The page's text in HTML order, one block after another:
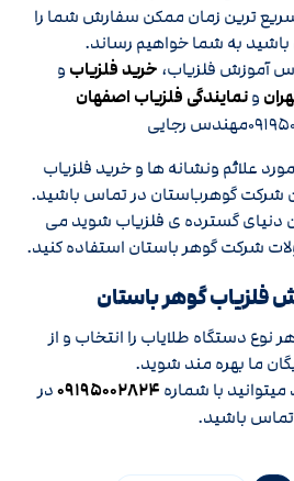
ترین زمان ممکن سفارش شما را
باشید به شما خواهیم رساند.
آموزش فلزیاب، خرید فلزیاب و
ونمایندگی فلزیاب اصفهان
رجایی
علائم ونشانه ها و خرید فلزیاب
شرکت گوهرباستان در تماس باشید.
دنیای گسترده ی فلزیاب شوید می
شرکت گوهر باستان استفاده کنید.
فلزیاب گوهر باستان
نوع دستگاه طلایاب را انتخاب و از
ما بهره مند شوید.
با شماره ۰۹۱۹۵۰۰۲۸۲۴در
تماس باشید.